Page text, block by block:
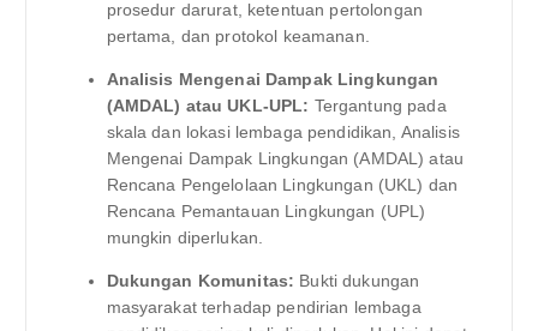
prosedur darurat, ketentuan pertolongan
pertama, dan protokol keamanan.
Analisis Mengenai Dampak Lingkungan
(AMDAL) atau UKL-UPL: Tergantung pada
skala dan lokasi lembaga pendidikan, Analisis
Mengenai Dampak Lingkungan (AMDAL) atau
Rencana Pengelolaan Lingkungan (UKL) dan
Rencana Pemantauan Lingkungan (UPL)
mungkin diperlukan.
Dukungan Komunitas: Bukti dukungan
masyarakat terhadap pendirian lembaga